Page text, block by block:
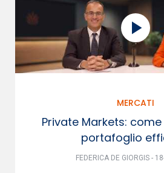
MERCATI
Private Markets:
portafoglio
FEDERICA DE GIORGIS -